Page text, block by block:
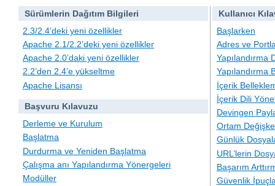
Sürümlerin Dağıtım Bilgileri
2.3/2.4’deki yeni özellikler
Apache 2.1/2.2’deki yeni özellikler
Apache 2.0’daki yeni özellikler
2.2’den 2.4’e yükseltme
Apache Lisansı
Başvuru Kılavuzu
Derleme ve Kurulum
Başlatma
Durdurma ve Yeniden Başlatma
Çalışma anı Yapılandırma Yönergeleri
Modüller
Kullanıcı
Başlarken
Adres ve
Yapılandırma
Yapılandırma
İçerik
İçerik Dili
Devingen
Ortam
Günlük
URL’lerin
Başarım
Güvenlik